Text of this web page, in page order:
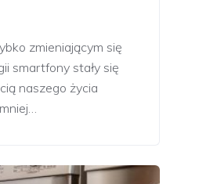
zmieniającym się
smartfony stały się
naszego życia